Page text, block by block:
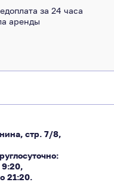
за 24 часа
аренды
стр. 7/8,
9:20,
21:20.